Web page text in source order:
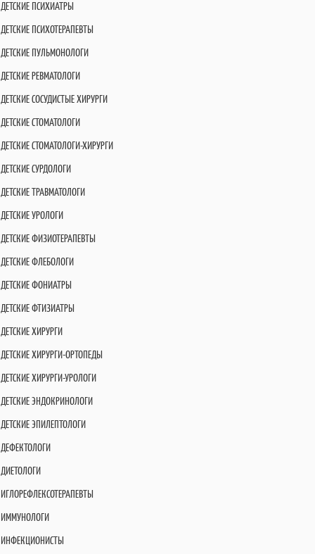
ДЕТСКИЕ ПСИХИАТРЫ
ДЕТСКИЕ ПСИХОТЕРАПЕВТЫ
ДЕТСКИЕ ПУЛЬМОНОЛОГИ
ДЕТСКИЕ РЕВМАТОЛОГИ
ДЕТСКИЕ СОСУДИСТЫЕ ХИРУРГИ
ДЕТСКИЕ СТОМАТОЛОГИ
ДЕТСКИЕ СТОМАТОЛОГИ-ХИРУРГИ
ДЕТСКИЕ СУРДОЛОГИ
ДЕТСКИЕ ТРАВМАТОЛОГИ
ДЕТСКИЕ УРОЛОГИ
ДЕТСКИЕ ФИЗИОТЕРАПЕВТЫ
ДЕТСКИЕ ФЛЕБОЛОГИ
ДЕТСКИЕ ФОНИАТРЫ
ДЕТСКИЕ ФТИЗИАТРЫ
ДЕТСКИЕ ХИРУРГИ
ДЕТСКИЕ ХИРУРГИ-ОРТОПЕДЫ
ДЕТСКИЕ ХИРУРГИ-УРОЛОГИ
ДЕТСКИЕ ЭНДОКРИНОЛОГИ
ДЕТСКИЕ ЭПИЛЕПТОЛОГИ
ДЕФЕКТОЛОГИ
ДИЕТОЛОГИ
ИГЛОРЕФЛЕКСОТЕРАПЕВТЫ
ИММУНОЛОГИ
ИНФЕКЦИОНИСТЫ